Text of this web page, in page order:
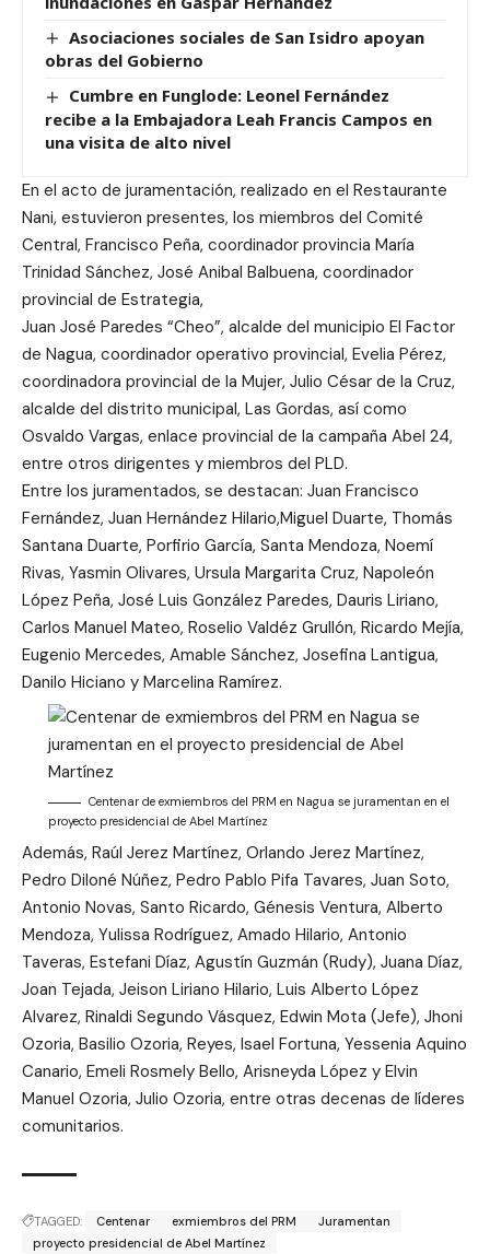
Asociaciones sociales de San Isidro apoyan
obras del Gobierno
Cumbre en Funglode: Leonel Fernández
recibe a la Embajadora Leah Francis Campos en
una visita de alto nivel
En el acto de juramentación, realizado en el Restaurante
Nani, estuvieron presentes, los miembros del Comité
Central, Francisco Peña, coordinador provincia María
Trinidad Sánchez, José Anibal Balbuena, coordinador
provincial de Estrategia,
Juan José Paredes “Cheo”, alcalde del municipio El Factor
de Nagua, coordinador operativo provincial, Evelia Pérez,
coordinadora provincial de la Mujer, Julio César de la Cruz,
alcalde del distrito municipal, Las Gordas, así como
Osvaldo Vargas, enlace provincial de la campaña Abel 24,
entre otros dirigentes y miembros del PLD.
Entre los juramentados, se destacan: Juan Francisco
Fernández, Juan Hernández Hilario,Miguel Duarte, Thomás
Santana Duarte, Porfirio García, Santa Mendoza, Noemí
Rivas, Yasmin Olivares, Ursula Margarita Cruz, Napoleón
López Peña, José Luis González Paredes, Dauris Liriano,
Carlos Manuel Mateo, Roselio Valdéz Grullón, Ricardo Mejía,
Eugenio Mercedes, Amable Sánchez, Josefina Lantigua,
Danilo Hiciano y Marcelina Ramírez.
Centenar de exmiembros del PRM en Nagua se juramentan en el
proyecto presidencial de Abel Martínez
Además, Raúl Jerez Martínez, Orlando Jerez Martínez,
Pedro Diloné Núñez, Pedro Pablo Pifa Tavares, Juan Soto,
Antonio Novas, Santo Ricardo, Génesis Ventura, Alberto
Mendoza, Yulissa Rodríguez, Amado Hilario, Antonio
Taveras, Estefani Díaz, Agustín Guzmán (Rudy), Juana Díaz,
Joan Tejada, Jeison Liriano Hilario, Luis Alberto López
Alvarez, Rinaldi Segundo Vásquez, Edwin Mota (Jefe), Jhoni
Ozoria, Basilio Ozoria, Reyes, Isael Fortuna, Yessenia Aquino
Canario, Emeli Rosmely Bello, Arisneyda López y Elvin
Manuel Ozoria, Julio Ozoria, entre otras decenas de líderes
comunitarios.
TAGGED: Centenar exmiembros del PRM
Juramentan
proyecto presidencial de Abel Martínez